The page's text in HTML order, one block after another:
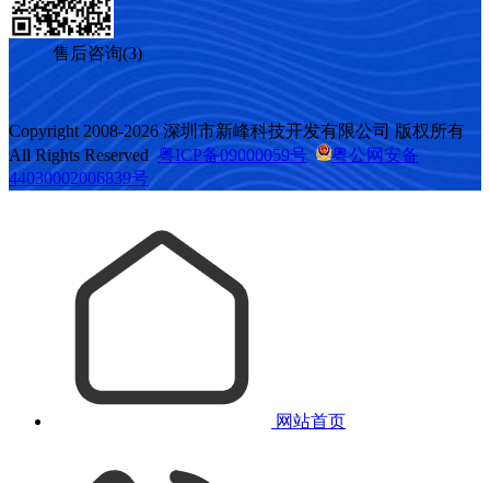
售后咨询(3)
Copyright 2008-2026 深圳市新峰科技开发有限公司 版权所有
All Rights Reserved 粤ICP备09000059号
粤公网安备
44030002006839号
网站首页